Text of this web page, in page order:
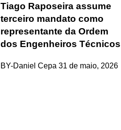
Tiago Raposeira assume
terceiro mandato como
representante da Ordem
dos Engenheiros Técnicos
BY-Daniel Cepa 31 de maio, 2026